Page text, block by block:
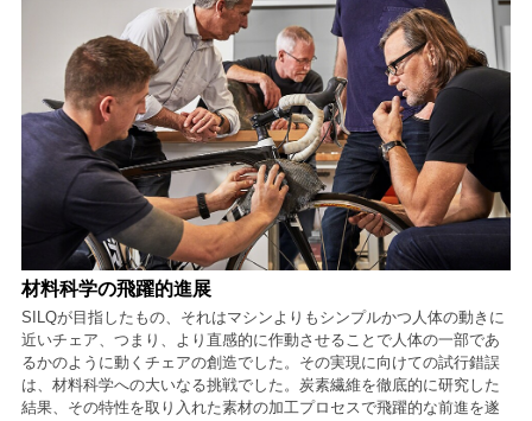
材料科学の飛躍的進展
SILQが目指したもの、それはマシンよりもシンプルかつ人体の動きに
近いチェア、つまり、より直感的に作動させることで人体の一部であ
るかのように動くチェアの創造でした。その実現に向けての試行錯誤
は、材料科学への大いなる挑戦でした。炭素繊維を徹底的に研究した
結果、その特性を取り入れた素材の加工プロセスで飛躍的な前進を遂